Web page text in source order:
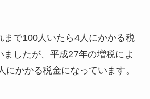
まで100人いたら4人にかかる税
したが、平成27年の増税によ
にかかる税金になっています。